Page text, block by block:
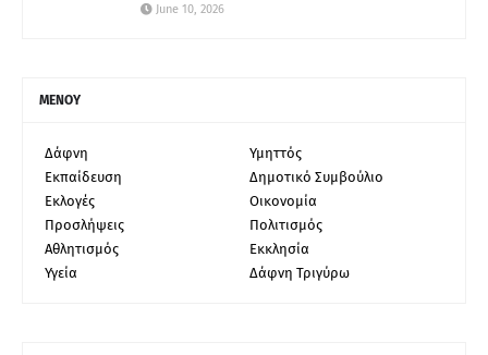
June 10, 2026
ΜΕΝΟΥ
Δάφνη
Υμηττός
Εκπαίδευση
Δημοτικό Συμβούλιο
Εκλογές
Οικονομία
Προσλήψεις
Πολιτισμός
Αθλητισμός
Εκκλησία
Υγεία
Δάφνη Τριγύρω